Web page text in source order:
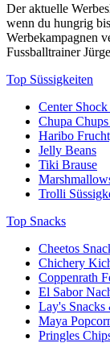
Der aktuelle
wenn du hungrig
Werbekampagnen
Fussballtrainer
Top Süssigkeiten
Center
Chupa
Haribo
Jelly Beans
Tiki Brause
Trolli
Top Snacks
Cheetos
Chichery
Coppenrath
El Sabor
Lay's Snacks
Maya
Pringles